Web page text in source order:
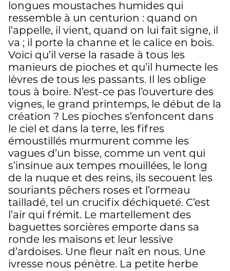
longues moustaches humides qui
ressemble à un centurion : quand on
l’appelle, il vient, quand on lui fait signe, il
va ; il porte la channe et le calice en bois.
Voici qu’il verse la rasade à tous les
manieurs de pioches et qu’il humecte les
lèvres de tous les passants. Il les oblige
tous à boire. N’est-ce pas l’ouverture des
vignes, le grand printemps, le début de la
création ? Les pioches s’enfoncent dans
le ciel et dans la terre, les fifres
émoustillés murmurent comme les
vagues d’un bisse, comme un vent qui
s’insinue aux tempes mouillées, le long
de la nuque et des reins, ils secouent les
souriants pêchers roses et l’ormeau
tailladé, tel un crucifix déchiqueté. C’est
l’air qui frémit. Le martellement des
baguettes sorcières emporte dans sa
ronde les maisons et leur lessive
d’ardoises. Une fleur naît en nous. Une
ivresse nous pénètre. La petite herbe